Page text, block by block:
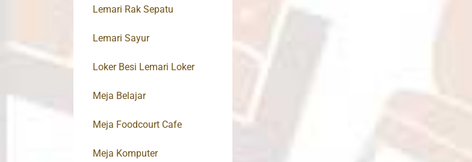
Lemari Rak Sepatu
Lemari Sayur
Loker Besi Lemari Loker
Meja Belajar
Meja Foodcourt Cafe
Meja Komputer